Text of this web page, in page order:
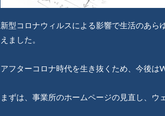
新型コロナウィルスによる影響で生活のあら
えました。
アフターコロナ時代を生き抜くため、今後は
まずは、事業所のホームページの見直し、ウ